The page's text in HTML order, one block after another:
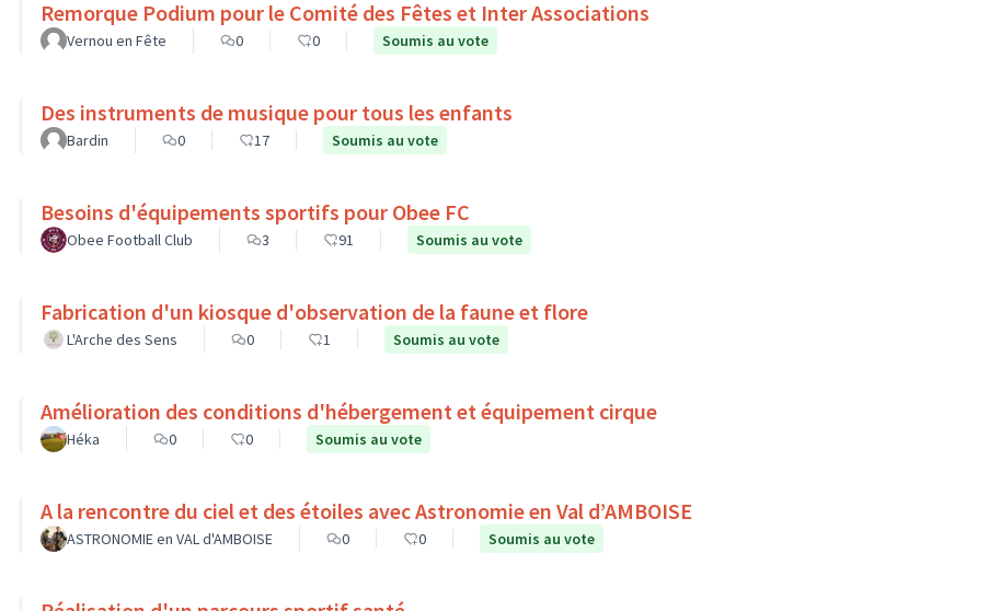
Remorque Podium pour le Comité des Fêtes et Inter Associations
Vernou en Fête 0 0 Soumis au vote
Des instruments de musique pour tous les enfants
Bardin 0 17 Soumis au vote
Besoins d'équipements sportifs pour Obee FC
Obee Football Club 3 91 Soumis au vote
Fabrication d'un kiosque d'observation de la faune et flore
L'Arche des Sens 0 1 Soumis au vote
Amélioration des conditions d'hébergement et équipement cirque
Héka 0 0 Soumis au vote
A la rencontre du ciel et des étoiles avec Astronomie en Val d’AMBOISE
ASTRONOMIE en VAL d'AMBOISE 0 0 Soumis au vote